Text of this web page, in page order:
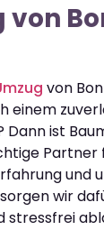
von
einem
ist
Partner
und
wir
stressfrei